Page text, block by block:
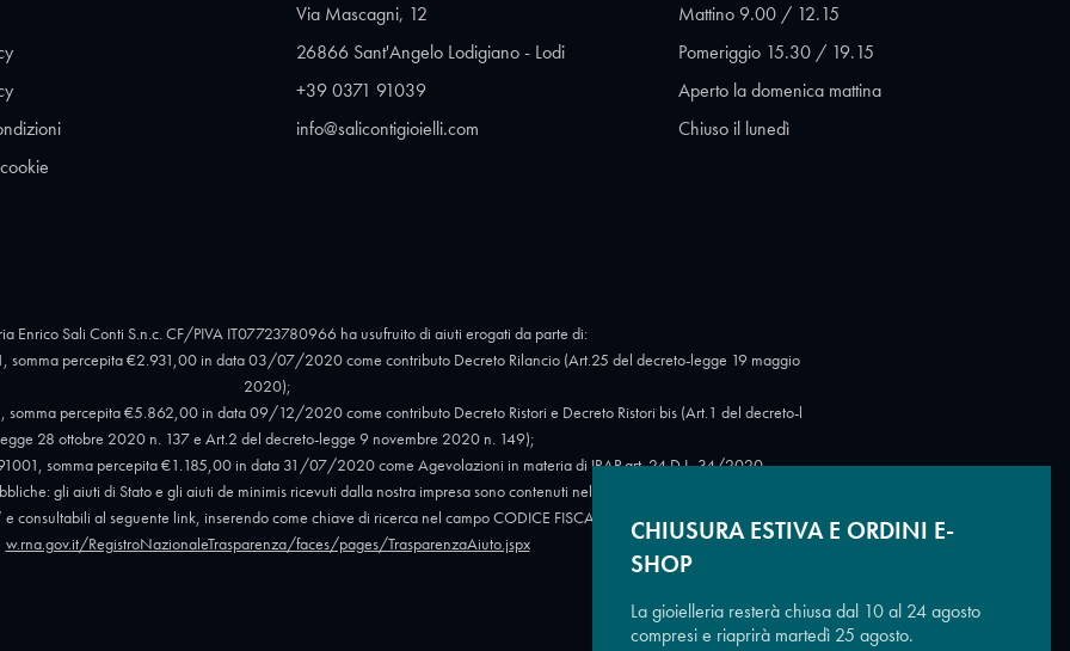
Via Mascagni, 12
26866 Sant'Angelo Lodigiano - Lodi
+39 0371 91039
info@salicontigioielli.com
Mattino 9.00 / 12.15
Pomeriggio 15.30 / 19.15
Aperto la domenica mattina
Chiuso il lunedì
Enrico Sali Conti S.n.c. CF/PIVA IT07723780966 ha usufruito di aiuti erogati da parte di:
somma percepita €2.931,00 in data 03/07/2020 come contributo Decreto Rilancio (Art.25 del decreto-legge 19 maggio
2020);
somma percepita €5.862,00 in data 09/12/2020 come contributo Decreto Ristori e Decreto Ristori bis (Art.1 del decreto-l
egge 28 ottobre 2020 n. 137 e Art.2 del decreto-legge 9 novembre 2020 n. 149);
somma percepita €1.185,00 in data 31/07/2020 come Agevolazioni in materia di IRAP art. 24 D.L. 34/2020.
gli aiuti di Stato e gli aiuti de minimis ricevuti dalla nostra impresa sono contenuti nel Registro nazionale degli aiuti di
consultabili al seguente link, inserendo come chiave di ricerca nel campo CODICE FISCALE: 07723780966.https://ww
w.rna.gov.it/RegistroNazionaleTrasparenza/faces/pages/TrasparenzaAiuto.jspx
CHIUSURA ESTIVA E ORDINI E-
SHOP
La gioielleria resterà chiusa dal 10 al 24 agosto
compresi e riaprirà martedì 25 agosto.